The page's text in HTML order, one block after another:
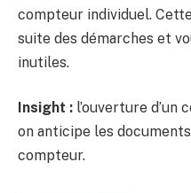
compteur individuel.
suite des démarches et
inutiles.
Insight : l’ouverture d’un
on anticipe les
compteur.